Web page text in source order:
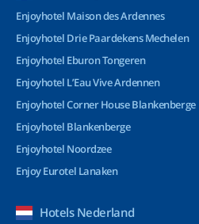
Enjoyhotel Maison des Ardennes
Enjoyhotel Drie Paardekens Mechelen
Enjoyhotel Eburon Tongeren
Enjoyhotel L’Eau Vive Ardennen
Enjoyhotel Corner House Blankenberge
Enjoyhotel Blankenberge
Enjoyhotel Noordzee
Enjoy Eurotel Lanaken
Hotels Nederland